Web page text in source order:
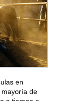
en
mayoría de